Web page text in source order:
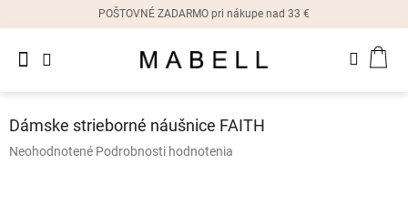
POŠTOVNÉ ZADARMO pri nákupe nad 33 €
Dámske
náušnice
Dámske strieborné náušnice FAITH
Priemerné
Neohodnotené Podrobnosti hodnotenia